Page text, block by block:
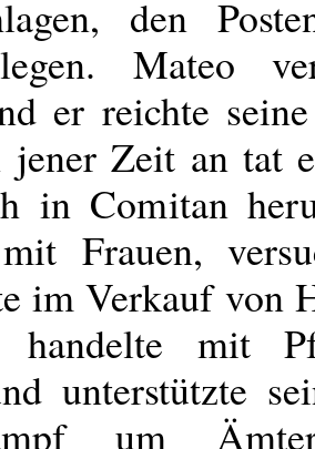
den
Mateo
er reichte
jener Zeit an tat
in Comitan
Frauen,
im Verkauf von
handelte mit
unterstützte
um